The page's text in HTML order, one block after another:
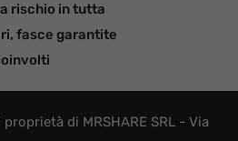
rischio in tutta
fasce garantite
di MRSHARE SRL - Via